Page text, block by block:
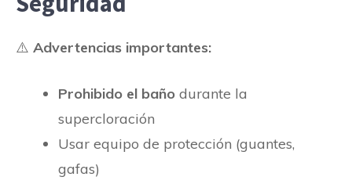
⚠️ Advertencias importantes:
Prohibido el baño durante la
supercloración
Usar equipo de protección (guantes,
gafas)